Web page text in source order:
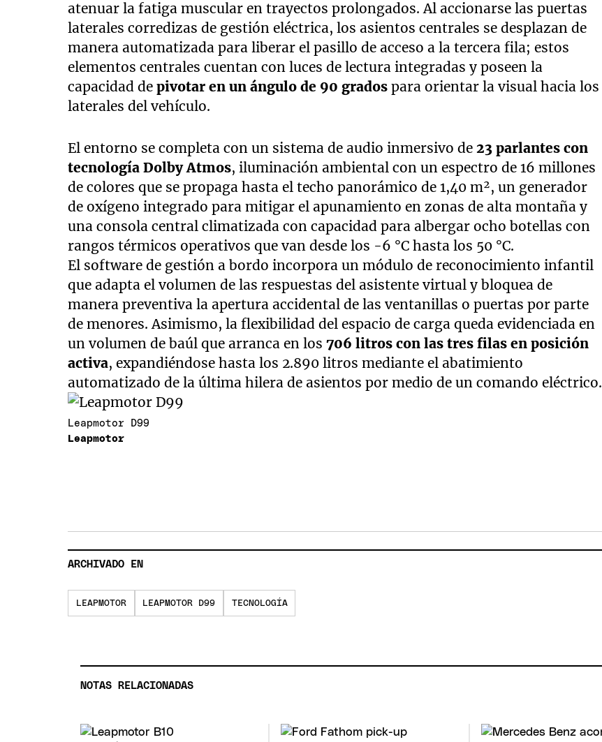
atenuar la fatiga muscular en trayectos prolongados. Al accionarse las puertas
laterales corredizas de gestión eléctrica, los asientos centrales se desplazan de
manera automatizada para liberar el pasillo de acceso a la tercera fila; estos
elementos centrales cuentan con luces de lectura integradas y poseen la
capacidad depivotar en un ángulo de 90 grados para orientar la visual hacia los
laterales del vehículo.
El entorno se completa con un sistema de audio inmersivo de23 parlantes con
tecnología Dolby Atmos, iluminación ambiental con un espectro de 16 millones
de colores que se propaga hasta el techo panorámico de 1,40 m², un generador
de oxígeno integrado para mitigar el apunamiento en zonas de alta montaña y
una consola central climatizada con capacidad para albergar ocho botellas con
rangos térmicos operativos que van desde los -6 °C hasta los 50 °C.
El software de gestión a bordo incorpora un módulo de reconocimiento infantil
que adapta el volumen de las respuestas del asistente virtual y bloquea de
manera preventiva la apertura accidental de las ventanillas o puertas por parte
de menores. Asimismo, la flexibilidad del espacio de carga queda evidenciada en
un volumen de baúl que arranca en los706 litros con las tres filas en posición
activa, expandiéndose hasta los 2.890 litros mediante el abatimiento
automatizado de la última hilera de asientos por medio de un comando eléctrico.
Leapmotor D99
Leapmotor
ARCHIVADO EN
LEAPMOTOR LEAPMOTOR D99 TECNOLOGÍA
NOTAS RELACIONADAS